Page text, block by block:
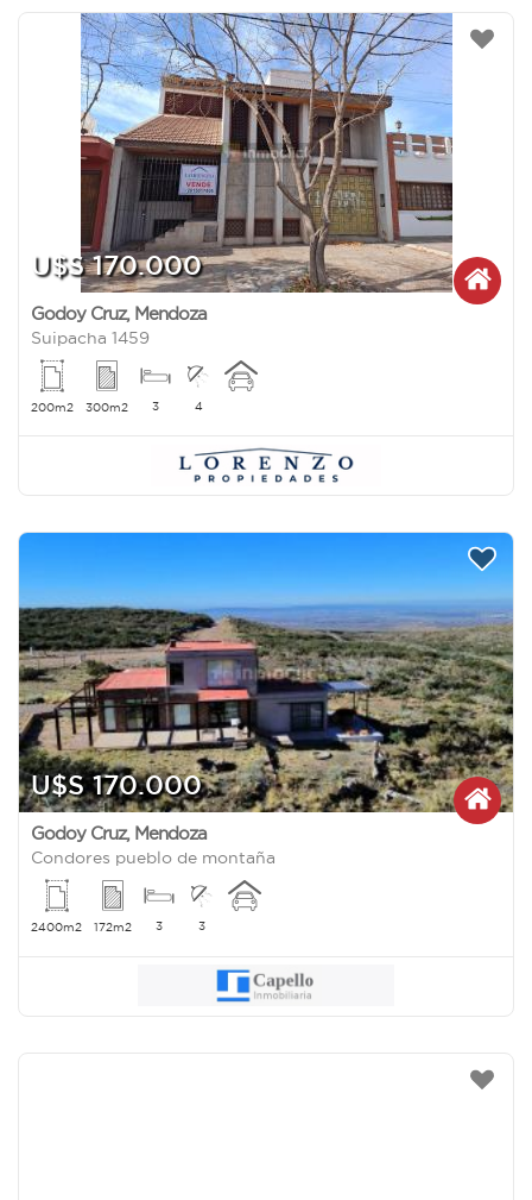
U$S 170.000
Godoy Cruz, Mendoza
Suipacha 1459
200m2 300m2 3 4
U$S 170.000
Godoy Cruz, Mendoza
Condores pueblo de montaña
2400m2 172m2 3 3